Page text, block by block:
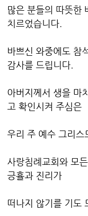
많은 분들의 따뜻한
치르었습니다.
바쁘신 와중에도 참
감사를 드립니다.
아버지께서 생을 마
고 확인시켜 주심은
우리 주 예수 그리스
사랑침례교회와 모
긍휼과 진리가
떠나지 않기를 기도